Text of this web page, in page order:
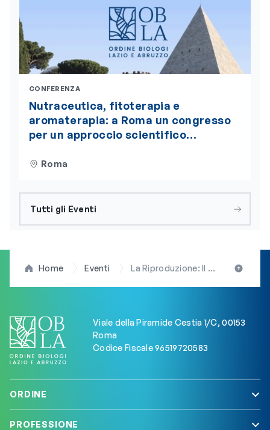
CONFERENZA
Nutraceutica, fitoterapia e
aromaterapia: a Roma un congresso
per un approccio scientifico
Roma
Tutti gli Eventi
Home Eventi La Riproduzione: Il Biologo Nutrizionista nell’Approccio Multidisciplinare
Viale della Piramide Cestia 1/C, 00153
Roma
Codice Fiscale 96519720583
ORDINE
PROFESSIONE